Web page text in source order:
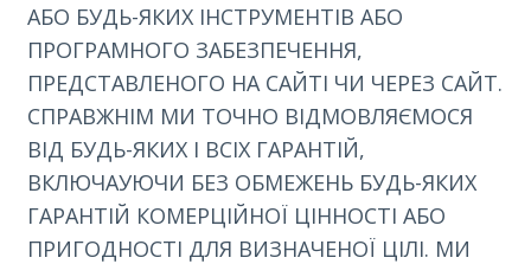
АБО БУДЬ-ЯКИХ ІНСТРУМЕНТІВ АБО
ПРОГРАМНОГО ЗАБЕЗПЕЧЕННЯ,
ПРЕДСТАВЛЕНОГО НА САЙТІ ЧИ ЧЕРЕЗ САЙТ.
СПРАВЖНІМ МИ ТОЧНО ВІДМОВЛЯЄМОСЯ
ВІД БУДЬ-ЯКИХ І ВСІХ ГАРАНТІЙ,
ВКЛЮЧАУЮЧИ БЕЗ ОБМЕЖЕНЬ БУДЬ-ЯКИХ
ГАРАНТІЙ КОМЕРЦІЙНОЇ ЦІННОСТІ АБО
ПРИГОДНОСТІ ДЛЯ ВИЗНАЧЕНОЇ ЦІЛІ. МИ